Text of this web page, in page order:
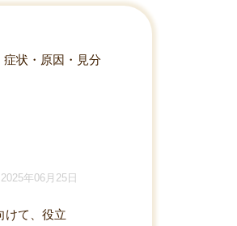
症状・原因・見分
2025年06月25日
けて、役立